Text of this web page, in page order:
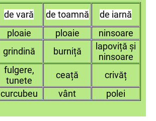
de vară de toamnă
de iarnă
ploaie ploaie
ninsoare
grindină burniță
lapoviță și
ninsoare
fulgere,
tunete
ceață
crivăț
curcubeu
vânt polei